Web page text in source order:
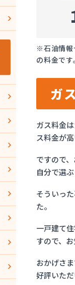
※石油情報
の料金です
ガ
ガス料金
ス料金が
ですので
自分で選
そういっ
た。
一戸建て
すので、
おかげさ
好評いただ